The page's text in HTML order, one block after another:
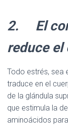
2. El
reduce el
Todo estrés, sea
traduce en el
de la glándula
que estimula la
aminoácidos